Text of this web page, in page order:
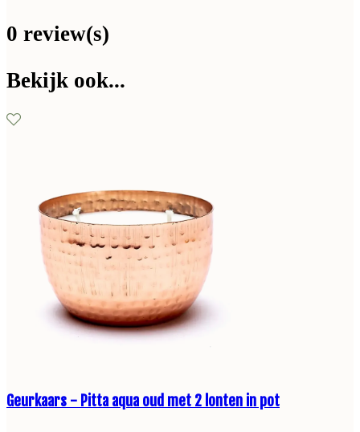
0 review(s)
Bekijk ook...
Geurkaars - Pitta aqua oud met 2 lonten in pot